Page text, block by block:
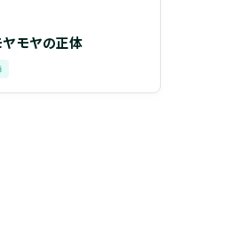
モヤの正体